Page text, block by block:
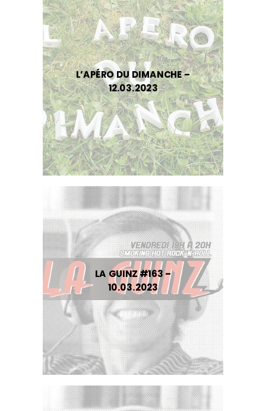
L’APÉRO DU DIMANCHE –
12.03.2023
LA GUINZ #163 –
10.03.2023